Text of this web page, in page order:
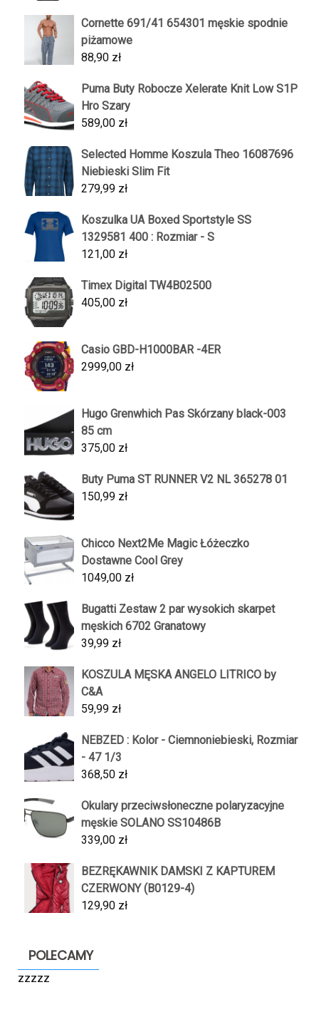
Cornette 691/41 654301 męskie spodnie
piżamowe
88,90 zł
Puma Buty Robocze Xelerate Knit Low S1P
Hro Szary
589,00 zł
Selected Homme Koszula Theo 16087696
Niebieski Slim Fit
279,99 zł
Koszulka UA Boxed Sportstyle SS
1329581 400 : Rozmiar - S
121,00 zł
Timex Digital TW4B02500
405,00 zł
Casio GBD-H1000BAR -4ER
2999,00 zł
Hugo Grenwhich Pas Skórzany black-003
85 cm
375,00 zł
Buty Puma ST RUNNER V2 NL 365278 01
150,99 zł
Chicco Next2Me Magic Łóżeczko
Dostawne Cool Grey
1049,00 zł
Bugatti Zestaw 2 par wysokich skarpet
męskich 6702 Granatowy
39,99 zł
KOSZULA MĘSKA ANGELO LITRICO by
C&A
59,99 zł
NEBZED : Kolor - Ciemnoniebieski, Rozmiar
- 47 1/3
368,50 zł
Okulary przeciwsłoneczne polaryzacyjne
męskie SOLANO SS10486B
339,00 zł
BEZRĘKAWNIK DAMSKI Z KAPTUREM
CZERWONY (B0129-4)
129,90 zł
POLECAMY
zzzzz